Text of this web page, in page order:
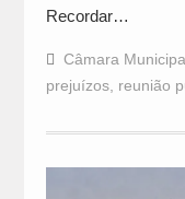
Recordar…
Câmara
prejuízos, reunião